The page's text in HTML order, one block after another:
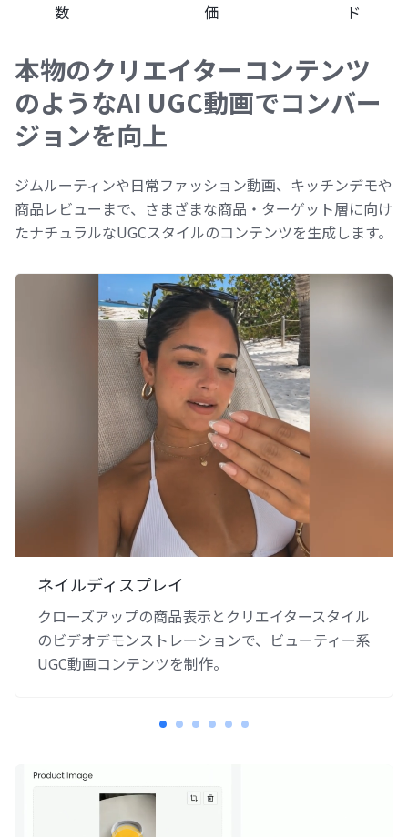
数
価
ド
本物のクリエイターコンテンツ
のようなAI UGC動画でコンバー
ジョンを向上
ジムルーティンや日常ファッション動画、キッチンデモや
商品レビューまで、さまざまな商品・ターゲット層に向け
たナチュラルなUGCスタイルのコンテンツを生成します。
ネイルディスプレイ
クローズアップの商品表示とクリエイタースタイル
のビデオデモンストレーションで、ビューティー系
UGC動画コンテンツを制作。